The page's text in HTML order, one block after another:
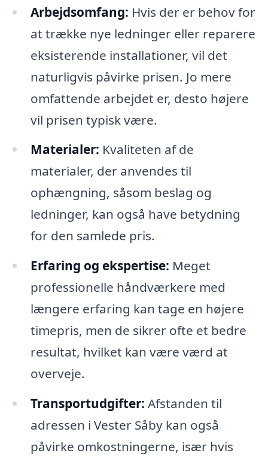
Arbejdsomfang: Hvis der er behov for
at trække nye ledninger eller reparere
eksisterende installationer, vil det
naturligvis påvirke prisen. Jo mere
omfattende arbejdet er, desto højere
vil prisen typisk være.
Materialer: Kvaliteten af de
materialer, der anvendes til
ophængning, såsom beslag og
ledninger, kan også have betydning
for den samlede pris.
Erfaring og ekspertise: Meget
professionelle håndværkere med
længere erfaring kan tage en højere
timepris, men de sikrer ofte et bedre
resultat, hvilket kan være værd at
overveje.
Transportudgifter: Afstanden til
adressen i Vester Såby kan også
påvirke omkostningerne, især hvis